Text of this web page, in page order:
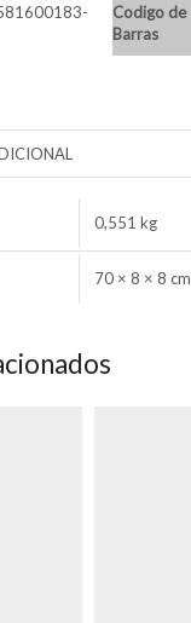
Codigo de
Barras
0,551 kg
70 × 8 × 8 cm